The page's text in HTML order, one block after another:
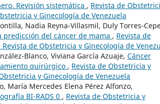
Revisión sistemática , Revista de
y Ginecología de Venezuela
Nadia Reyna-Villasmil, Duly Torres-
del cáncer de mama , Revista de
de Obstetricia y Ginecología de
Blanco, Viviana García Azuaje, Cáncer
quirúrgico , Revista de Obstetricia y
y Ginecología de Venezuela
María Mercedes Elena Pérez Alfonzo,
BI-RADS 0 , Revista de Obstetricia y